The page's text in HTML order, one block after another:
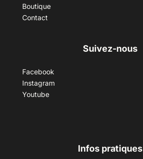
Boutique
Contact
Suivez-nous
Facebook
Instagram
Youtube
Infos pratiques